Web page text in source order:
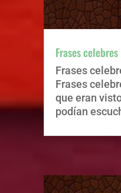
Frases
Frases
Frases
que eran
podían